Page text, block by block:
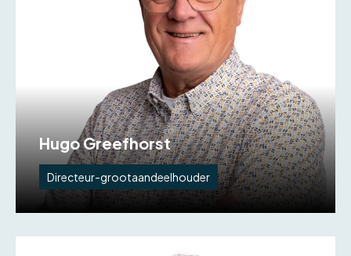
Hugo Greefhorst
Directeur-grootaandeelhouder